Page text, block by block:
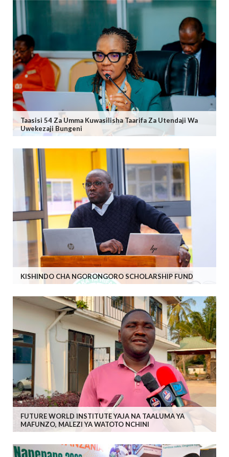
Taasisi 54 Za Umma Kuwasilisha Taarifa Za Utendaji Wa
Uwekezaji Bungeni
KISHINDO CHA NGORONGORO SCHOLARSHIP FUND
FUTURE WORLD INSTITUTE YAJA NA TAALUMA YA
MAFUNZO, MALEZI YA WATOTO NCHINI